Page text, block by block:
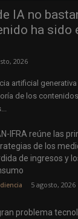
IA no
ha sido
2026
artificial
de los
IFRA reúne las
de los
de ingresos y
5 agosto, 2026
problema